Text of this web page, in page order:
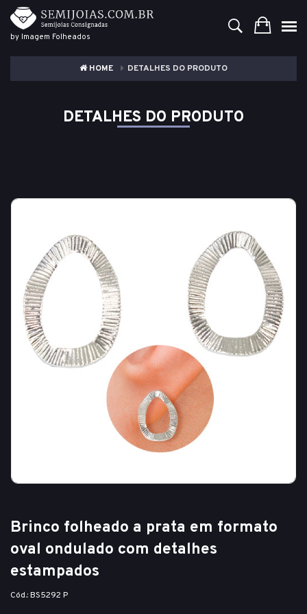
by Imagem Folheados
HOME DETALHES DO PRODUTO
DETALHES DO PRODUTO
Brinco folheado a prata em formato
oval ondulado com detalhes
estampados
Cód.: BS5292 P